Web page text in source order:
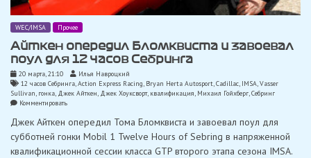
WEC/IMSA Прочее
Айткен опередил Бломквиста и завоевал
поул для 12 часов Себринга
20 марта, 21:10
Илья Навроцкий
12 часов Себринга,Action Express Racing, Bryan Herta Autosport,Cadillac, IMSA,Vasser
Sullivan, гонка, Джек Айткен, Джек Хоуксворт, квалификация, Михаил Гойхберг,Себринг
Комментироватьon
опередил
Бломквиста
и
завоевал
Джек Айткен опередил Тома Бломквиста и завоевал поул для
субботней гонки Mobil 1 Twelve Hours of Sebring в напряженной
квалификационной сессии класса GTP второго этапа сезона IMSA.